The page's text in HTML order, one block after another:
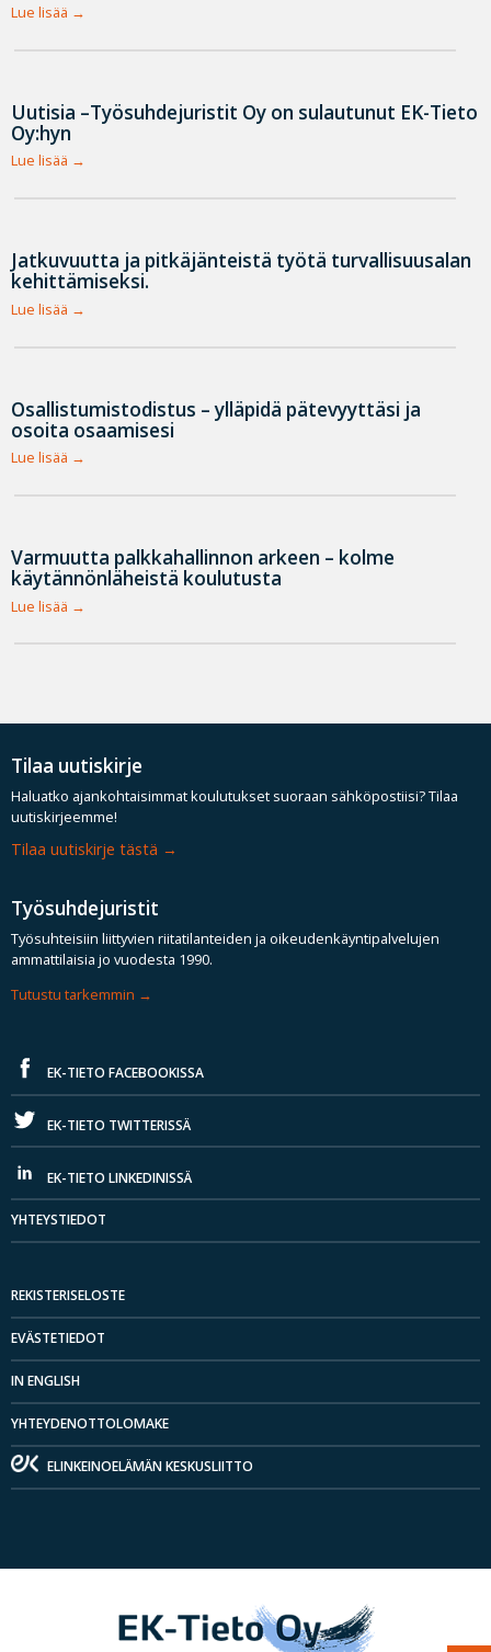
Lue lisää
Uutisia –Työsuhdejuristit Oy on sulautunut EK-Tieto
Oy:hyn
Lue lisää
Jatkuvuutta ja pitkäjänteistä työtä turvallisuusalan
kehittämiseksi.
Lue lisää
Osallistumistodistus – ylläpidä pätevyyttäsi ja
osoita osaamisesi
Lue lisää
Varmuutta palkkahallinnon arkeen – kolme
käytännönläheistä koulutusta
Lue lisää
Tilaa uutiskirje
Haluatko ajankohtaisimmat koulutukset suoraan sähköpostiisi? Tilaa
uutiskirjeemme!
Tilaa uutiskirje tästä
Työsuhdejuristit
Työsuhteisiin liittyvien riitatilanteiden ja oikeudenkäyntipalvelujen
ammattilaisia jo vuodesta 1990.
Tutustu tarkemmin
EK-TIETO FACEBOOKISSA
EK-TIETO TWITTERISSÄ
EK-TIETO LINKEDINISSÄ
YHTEYSTIEDOT
REKISTERISELOSTE
EVÄSTETIEDOT
IN ENGLISH
YHTEYDENOTTOLOMAKE
ELINKEINOELÄMÄN KESKUSLIITTO